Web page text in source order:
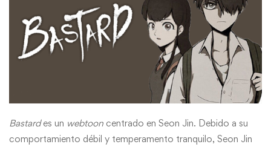
Bastardes un webtoon centrado en Seon Jin. Debido a su
comportamiento débil y temperamento tranquilo, Seon Jin